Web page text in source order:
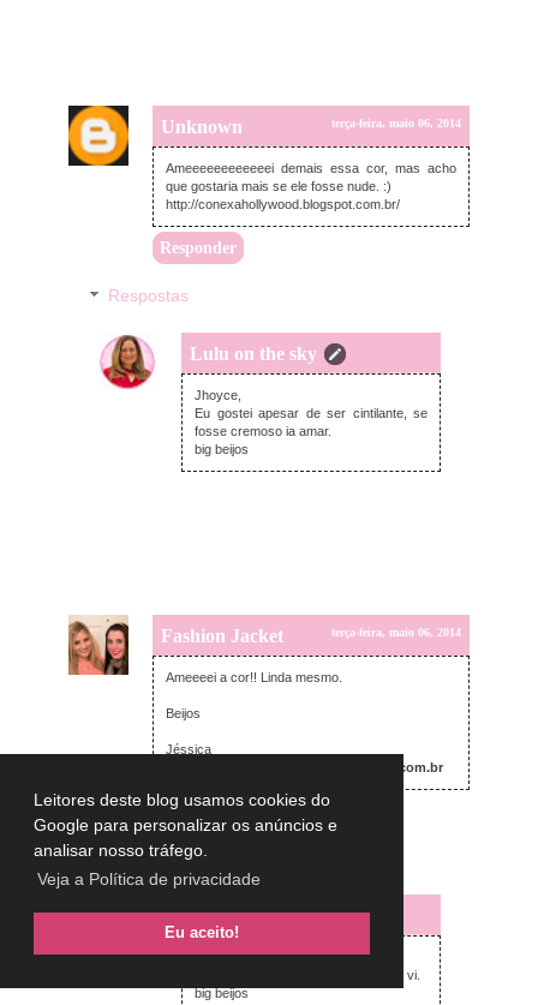
Leitores deste blog usamos cookies do
Google para personalizar os anúncios e
analisar nosso tráfego.
Veja a Política de privacidade
Eu aceito!
Unknown terça-feira, maio 06, 2014
Ameeeeeeeeeeeei demais essa cor, mas acho
que gostaria mais se ele fosse nude. :)
http://conexahollywood.blogspot.com.br/
Responder
Respostas
Lulu on the sky
terça-feira, maio 06, 2014
Jhoyce,
Eu gostei apesar de ser cintilante, se
fosse cremoso ia amar.
big beijos
Fashion Jacket terça-feira, maio 06, 2014
Ameeeei a cor!! Linda mesmo.
Beijos
Jéssica
Fashion Jacket - www.fashionjacket.com.br
Responder
Respostas
Lulu on the sky
terça-feira, maio 06, 2014
Oi Jéssica,
tb me chamou a atenção quando eu vi.
big beijos